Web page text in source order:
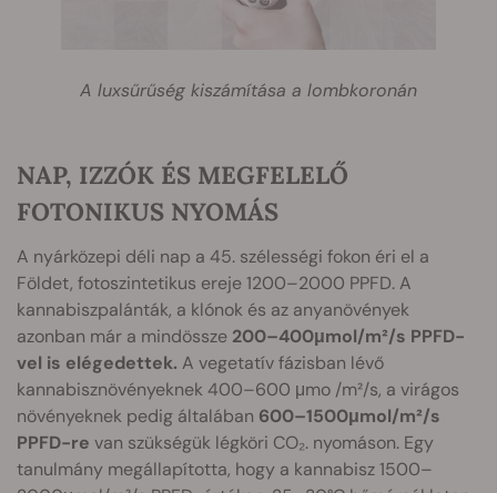
A luxsűrűség kiszámítása a lombkoronán
NAP, IZZÓK ÉS MEGFELELŐ
FOTONIKUS NYOMÁS
A nyárközepi déli nap a 45. szélességi fokon éri el a
Földet, fotoszintetikus ereje 1200–2000 PPFD. A
kannabiszpalánták, a klónok és az anyanövények
azonban már a mindössze 200–400μmol/m²/s PPFD-
vel is elégedettek. A vegetatív fázisban lévő
kannabisznövényeknek 400–600 μmo /m²/s, a virágos
növényeknek pedig általában 600–1500μmol/m²/s
PPFD-re van szükségük légköri CO₂. nyomáson. Egy
tanulmány megállapította, hogy a kannabisz 1500–